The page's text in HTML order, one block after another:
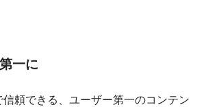
一に
頼できる、ユーザー第一のコンテン